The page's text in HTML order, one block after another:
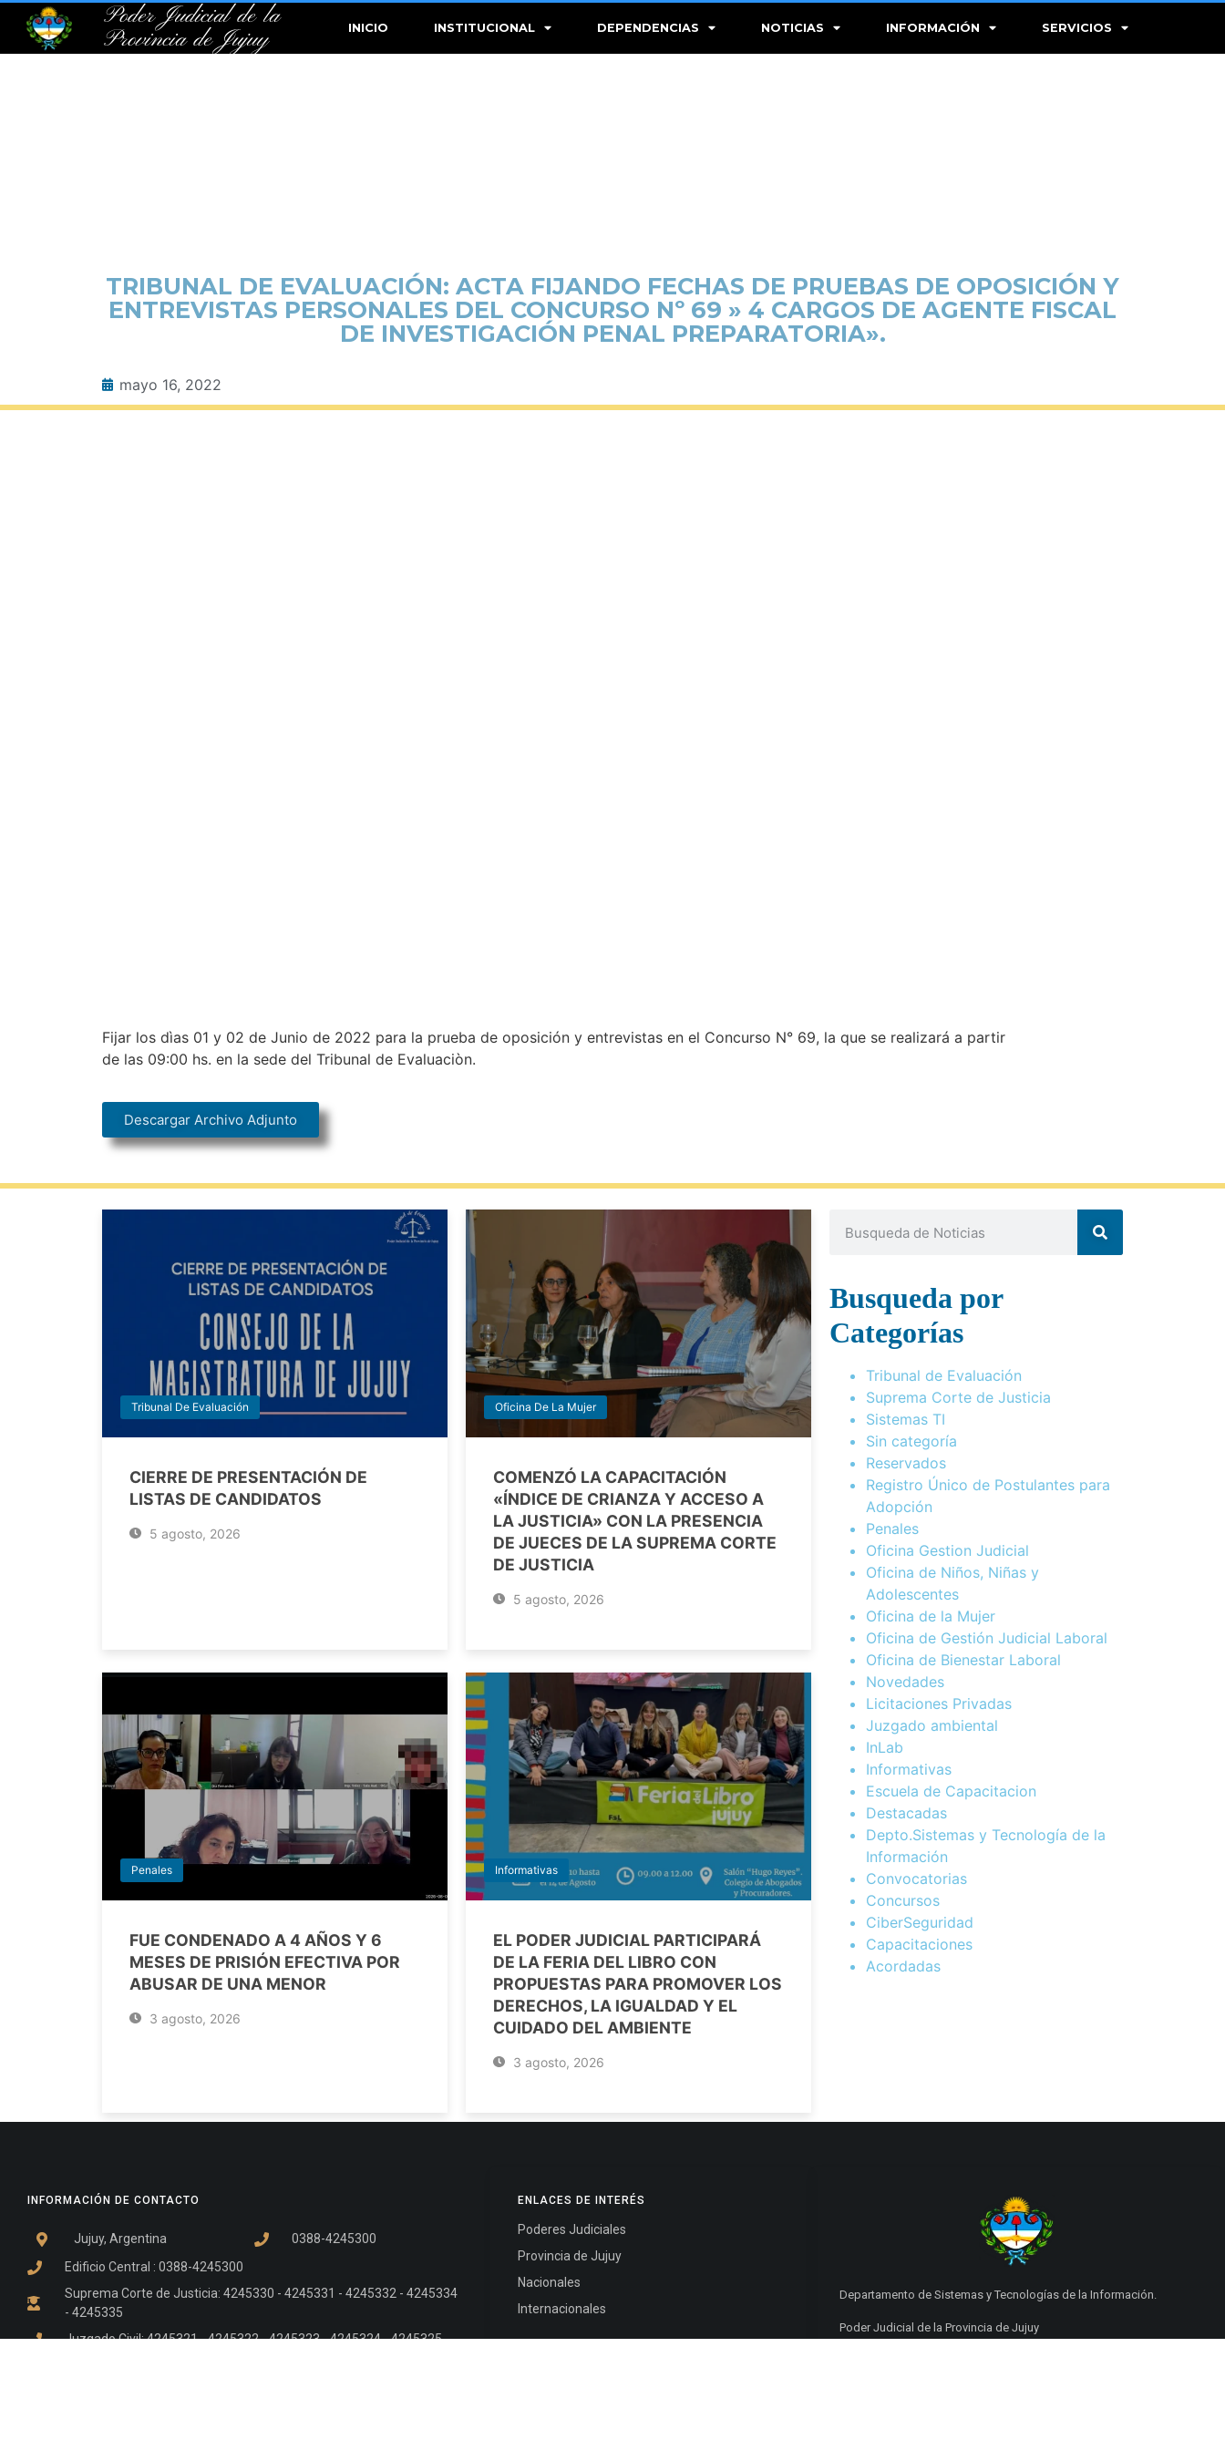
Poder Judicial de la
Provincia de Jujuy
INICIO INSTITUCIONAL DEPENDENCIAS NOTICIAS INFORMACIÓN SERVICIOS
TRIBUNAL DE EVALUACIÓN: ACTA FIJANDO FECHAS DE PRUEBAS DE OPOSICIÓN Y
ENTREVISTAS PERSONALES DEL CONCURSO Nº 69 » 4 CARGOS DE AGENTE FISCAL
DE INVESTIGACIÓN PENAL PREPARATORIA».
mayo 16, 2022
Fijar los dìas 01 y 02 de Junio de 2022 para la prueba de oposición y entrevistas en el Concurso N° 69, la que se realizará a partir
de las 09:00 hs. en la sede del Tribunal de Evaluaciòn.
Descargar Archivo Adjunto
Tribunal De Evaluación
CIERRE DE PRESENTACIÓN DE
LISTAS DE CANDIDATOS
5 agosto, 2026
Oficina De La Mujer
COMENZÓ LA CAPACITACIÓN
«ÍNDICE DE CRIANZA Y ACCESO A
LA JUSTICIA» CON LA PRESENCIA
DE JUECES DE LA SUPREMA CORTE
DE JUSTICIA
5 agosto, 2026
Penales
FUE CONDENADO A 4 AÑOS Y 6
MESES DE PRISIÓN EFECTIVA POR
ABUSAR DE UNA MENOR
3 agosto, 2026
Informativas
EL PODER JUDICIAL PARTICIPARÁ
DE LA FERIA DEL LIBRO CON
PROPUESTAS PARA PROMOVER LOS
DERECHOS, LA IGUALDAD Y EL
CUIDADO DEL AMBIENTE
3 agosto, 2026
Busqueda por
Categorías
Tribunal de Evaluación
Suprema Corte de Justicia
Sistemas TI
Sin categoría
Reservados
Registro Único de Postulantes para
Adopción
Penales
Oficina Gestion Judicial
Oficina de Niños, Niñas y
Adolescentes
Oficina de la Mujer
Oficina de Gestión Judicial Laboral
Oficina de Bienestar Laboral
Novedades
Licitaciones Privadas
Juzgado ambiental
InLab
Informativas
Escuela de Capacitacion
Destacadas
Depto.Sistemas y Tecnología de la
Información
Convocatorias
Concursos
CiberSeguridad
Capacitaciones
Acordadas
INFORMACIÓN DE CONTACTO
Jujuy, Argentina
0388-4245300
Edificio Central : 0388-4245300
Suprema Corte de Justicia: 4245330 - 4245331 - 4245332 - 4245334
- 4245335
Juzgado Civil: 4245321 - 4245322 - 4245323 - 4245324 - 4245325
ENLACES DE INTERÉS
Poderes Judiciales
Provincia de Jujuy
Nacionales
Internacionales
Departamento de Sistemas y Tecnologías de la Información.
Poder Judicial de la Provincia de Jujuy